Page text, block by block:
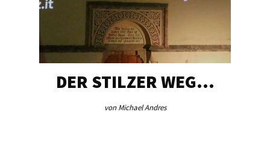
DER STILZER WEG…
von Michael Andres